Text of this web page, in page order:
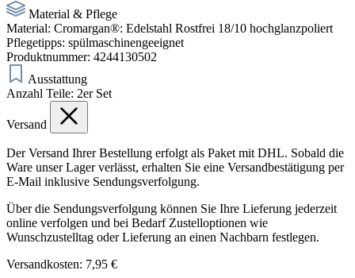
Material & Pflege
Material: Cromargan®: Edelstahl Rostfrei 18/10 hochglanzpoliert
Pflegetipps: spülmaschinengeeignet
Produktnummer: 4244130502
Ausstattung
Anzahl Teile: 2er Set
Versand
Der Versand Ihrer Bestellung erfolgt als Paket mit DHL. Sobald die
Ware unser Lager verlässt, erhalten Sie eine Versandbestätigung per
E-Mail inklusive Sendungsverfolgung.
Über die Sendungsverfolgung können Sie Ihre Lieferung jederzeit
online verfolgen und bei Bedarf Zustelloptionen wie
Wunschzustelltag oder Lieferung an einen Nachbarn festlegen.
Versandkosten: 7,95 €